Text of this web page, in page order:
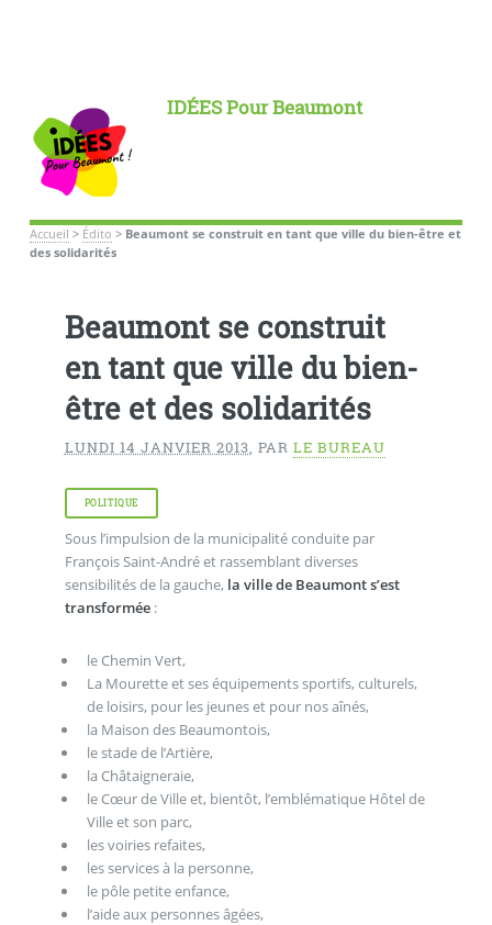
IDÉES Pour Beaumont
Accueil > Édito > Beaumont se construit en tant que ville du bien-être et
des solidarités
Beaumont se construit
en tant que ville du bien-
être et des solidarités
LUNDI 14 JANVIER 2013, PAR LE BUREAU
POLITIQUE
Sous l’impulsion de la municipalité conduite par
François Saint-André et rassemblant diverses
sensibilités de la gauche, la ville de Beaumont s’est
transformée:
le Chemin Vert,
La Mourette et ses équipements sportifs, culturels,
de loisirs, pour les jeunes et pour nos aînés,
la Maison des Beaumontois,
le stade de l’Artière,
la Châtaigneraie,
le Cœur de Ville et, bientôt, l’emblématique Hôtel de
Ville et son parc,
les voiries refaites,
les services à la personne,
le pôle petite enfance,
l’aide aux personnes âgées,